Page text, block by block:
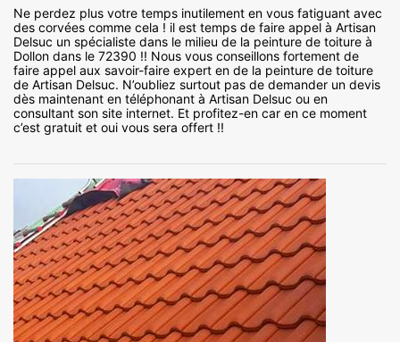
Ne perdez plus votre temps inutilement en vous fatiguant avec
des corvées comme cela ! il est temps de faire appel à Artisan
Delsuc un spécialiste dans le milieu de la peinture de toiture à
Dollon dans le 72390 !! Nous vous conseillons fortement de
faire appel aux savoir-faire expert en de la peinture de toiture
de Artisan Delsuc. N’oubliez surtout pas de demander un devis
dès maintenant en téléphonant à Artisan Delsuc ou en
consultant son site internet. Et profitez-en car en ce moment
c’est gratuit et oui vous sera offert !!